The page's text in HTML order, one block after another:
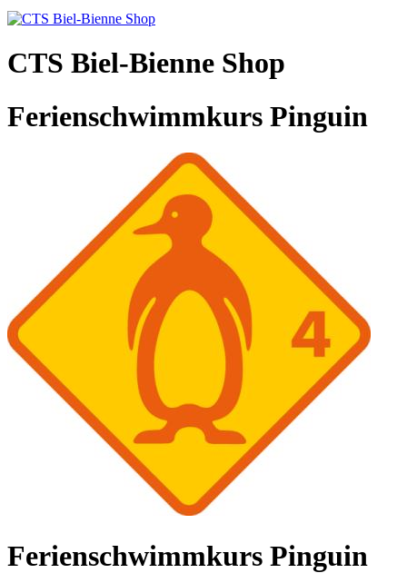
CTS Biel-Bienne Shop
Ferienschwimmkurs Pinguin
Ferienschwimmkurs Pinguin